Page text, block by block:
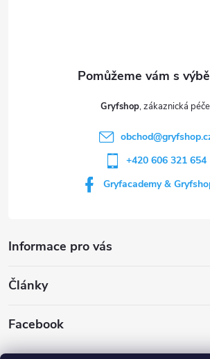
Informace pro vás
Gryfshop
obchod@
+420 606 321 654
Gryfacademy &
Články
Facebook